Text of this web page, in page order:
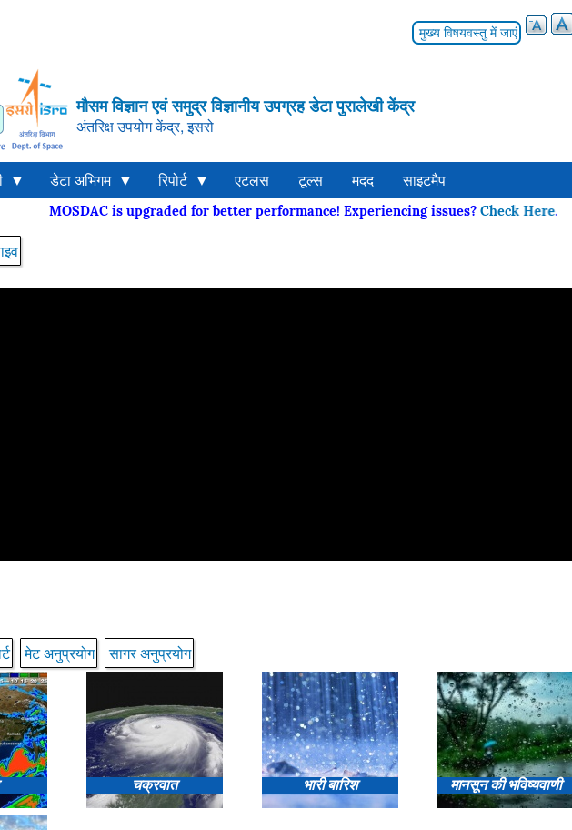
मुख्य विषयवस्तु में जाएं
मौसम विज्ञान एवं समुद्र विज्ञानीय उपग्रह डेटा पुरालेखी केंद्र
अंतरिक्ष उपयोग केंद्र, इसरो
डेटा अभिगम रिपोर्ट एटलस टूल्स मदद साइटमैप
MOSDAC is upgraded for better performance! Experiencing issues?Check Here
मेट अनुप्रयोग सागर अनुप्रयोग
चक्रवात भारी बारिश मानसून की भविष्यवाणी